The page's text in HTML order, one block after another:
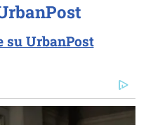
su UrbanPost